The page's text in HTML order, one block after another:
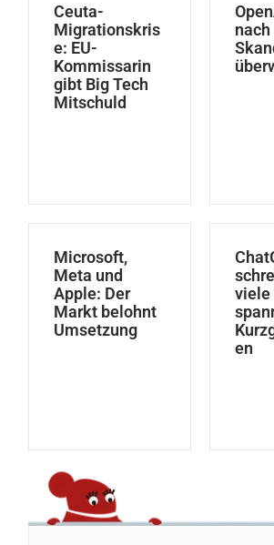
Ceuta-
Migrationskris
e: EU-
Kommissarin
gibt Big Tech
Mitschuld
Microsoft,
Meta und
Apple: Der
Markt belohnt
Umsetzung
viele
en